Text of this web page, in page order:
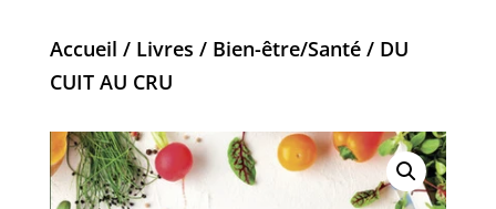
Accueil / Livres / Bien-être/Santé/ DU
CUIT AU CRU